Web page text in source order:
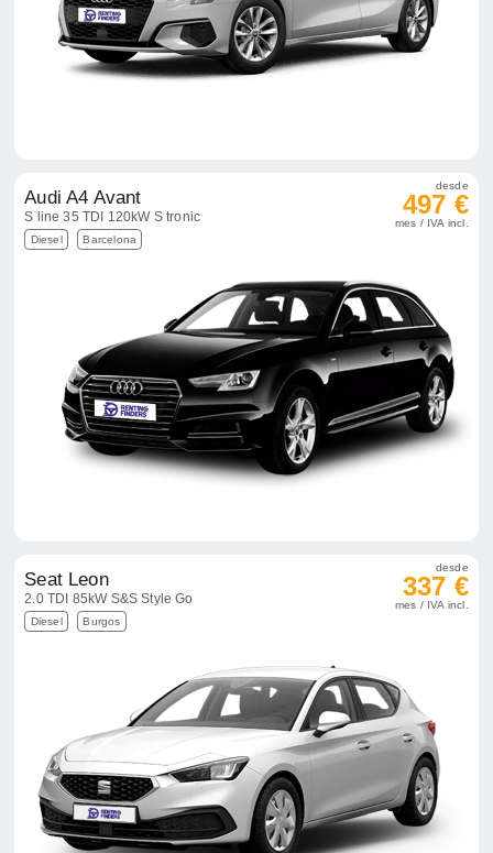
Audi A4 Avant
S line 35 TDI 120kW S tronic
Diesel Barcelona
desde
497 €
mes / IVA incl.
Seat Leon
2.0 TDI 85kW S&S Style Go
Diesel Burgos
desde
337 €
mes / IVA incl.